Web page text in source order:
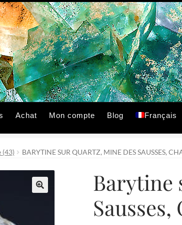
Achat Mon compte Blog Français
(43) BARYTINE SUR QUARTZ, MINE DES SAUSSES,
Barytine